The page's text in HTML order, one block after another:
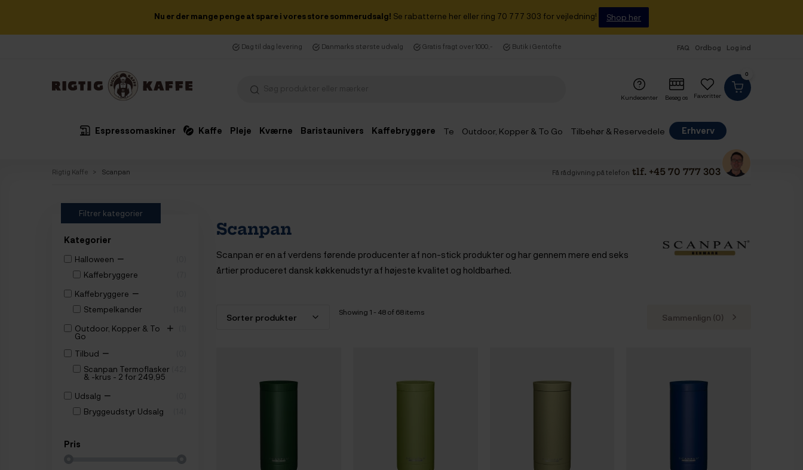
Nu er der mange penge at spare i vores store sommerudsalg! Se rabatterne her eller ring 70 777 303 for vejledning! Shop her
Dag til dag levering Danmarks største udvalg Gratis fragt over 1000,- Butik i Gentofte FAQ Ordbog Log ind
0
Favoritter
Kundecenter Besøg os
Espressomaskiner Kaffe Pleje Kværne Baristaunivers Kaffebryggere Te Outdoor, Kopper & To Go Tilbehør & Reservedele
Erhverv
Rigtig Kaffe Scanpan Få rådgivning på telefon tlf. +45 70 777 303
Filtrer kategorier
Kategorier
Halloween −
Kaffebryggere
Kaffebryggere −
Stempelkander
Outdoor, Kopper & To
Go
+
Tilbud −
Scanpan Termoflasker
& -krus - 2 for 249,95
Udsalg −
Bryggeudstyr Udsalg
Pris
Scanpan
Scanpan er en af verdens førende producenter af non-stick produkter og har gennem mere end seks
årtier produceret dansk køkkenudstyr af højeste kvalitet og holdbarhed.
Showing 1 - 48 of 68 items Sammenlign (0)